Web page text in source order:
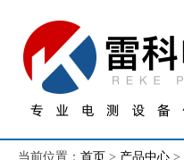
当前位置： 首页 > 产品中心 >